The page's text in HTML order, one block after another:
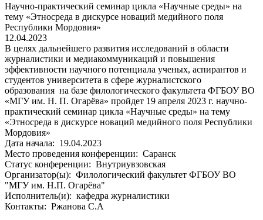
Научно-практический семинар цикла «Научные среды» на
тему «Этносреда в дискурсе новаций медийного поля
Республики Мордовия»
12.04.2023
В целях дальнейшего развития исследований в области
журналистики и медиакоммуникаций и повышения
эффективности научного потенциала ученых, аспирантов и
студентов университета в сфере журналистского
образования на базе филологического факультета ФГБОУ ВО
«МГУ им. Н. П. Огарёва» пройдет 19 апреля 2023 г. научно-
практический семинар цикла «Научные среды» на тему
«Этносреда в дискурсе новаций медийного поля Республики
Мордовия»
Дата начала: 19.04.2023
Место проведения конференции: Саранск
Статус конференции: Внутриувзовская
Организатор(ы): Филологический факультет ФГБОУ ВО
"МГУ им. Н.П. Огарёва"
Исполнитель(и): кафедра журналистики
Контакты: Ржанова С.А